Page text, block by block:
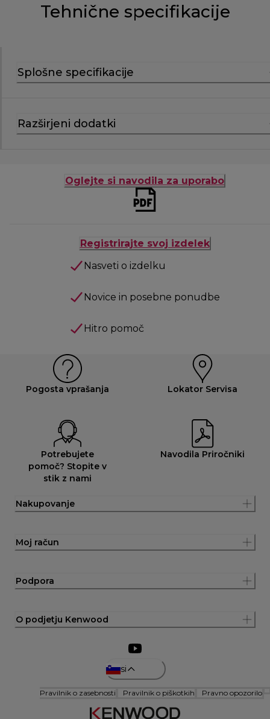
Tehnične specifikacije
Splošne specifikacije
Razširjeni dodatki
Oglejte si navodila za uporabo
Registrirajte svoj izdelek
Nasveti o izdelku
Novice in posebne ponudbe
Hitro pomoč
Pogosta vprašanja Lokator Servisa
Potrebujete
pomoč? Stopite v
stik z nami
Navodila Priročniki
Nakupovanje
Moj račun
Podpora
O podjetju Kenwood
si
Pravilnik o zasebnosti Pravilnik o piškotkih Pravno opozorilo